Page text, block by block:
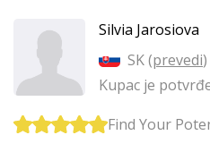
Silvia Jarosiova
SK (prevedi)
Kupac je
Find Your